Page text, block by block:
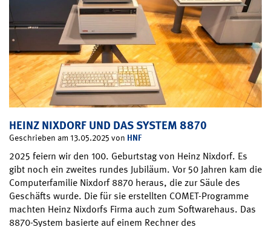
HEINZ NIXDORF UND DAS SYSTEM 8870
Geschrieben am 13.05.2025 von HNF
2025 feiern wir den 100. Geburtstag von Heinz Nixdorf. Es
gibt noch ein zweites rundes Jubiläum. Vor 50 Jahren kam die
Computerfamilie Nixdorf 8870 heraus, die zur Säule des
Geschäfts wurde. Die für sie erstellten COMET-Programme
machten Heinz Nixdorfs Firma auch zum Softwarehaus. Das
8870-System basierte auf einem Rechner des